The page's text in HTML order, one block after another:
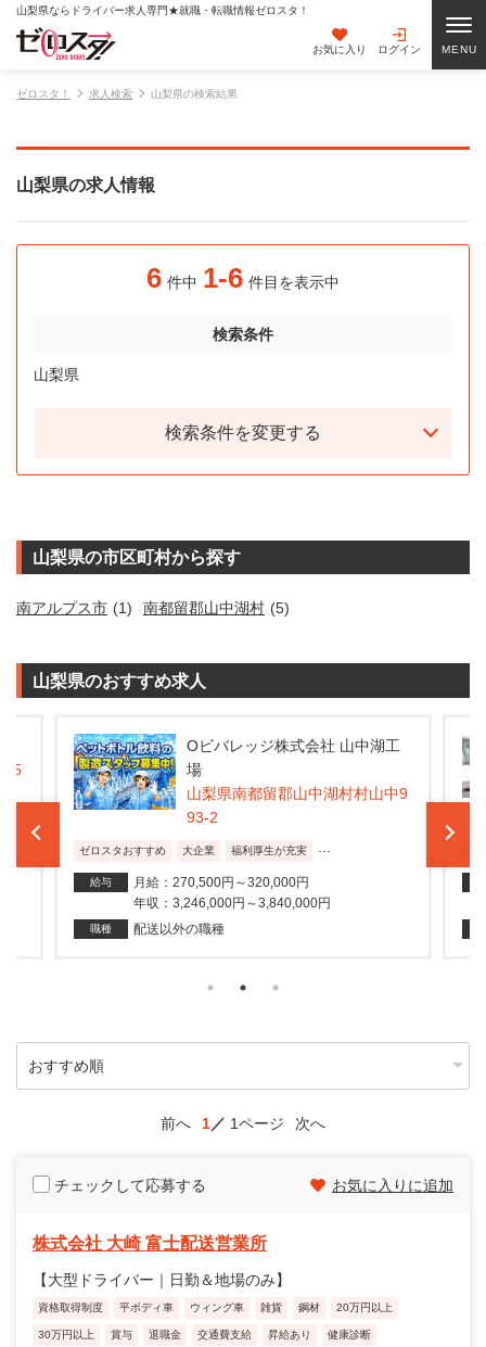
山梨県ならドライバー求人専門★就職・転職情報ゼロスタ！
お気に入り ログイン
ゼロスタ！ 求人検索 山梨県の検索結果
山梨県の求人情報
6 件中 1-6 件目を表示中
検索条件
山梨県
検索条件を変更する
山梨県の市区町村から探す
南アルプス市 (1) 南都留郡山中湖村 (5)
山梨県のおすすめ求人
株式会社ライフドリンクカンパ
ニー 富士工場
山梨県南都留郡山中湖村山中109
9-170
ゼロスタおすすめ 大企業 免許取得費用サポートあり
給与
月給：300,400円～351,800円
年収：3,604,800円～4,221,600円
職種 フォークリフトオペレーター
前へ 1 1ページ 次へ
チェックして応募する お気に入りに追加
株式会社 大崎 富士配送営業所
【大型ドライバー｜日勤＆地場のみ】
資格取得制度 平ボディ車 ウィング車 雑貨 鋼材 20万円以上
30万円以上 賞与 退職金 交通費支給 昇給あり 健康診断